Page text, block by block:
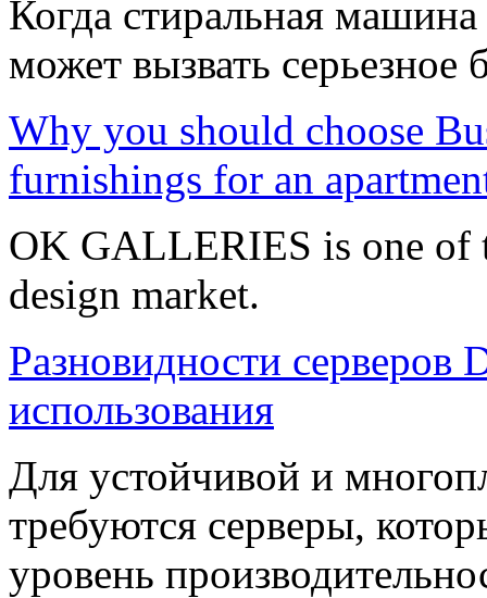
Когда стиральная машина
может вызвать серьезное
Why you should choose
furnishings for an
OK GALLERIES is one of
design market.
Разновидности
использования
Для устойчивой и
требуются серверы,
уровень